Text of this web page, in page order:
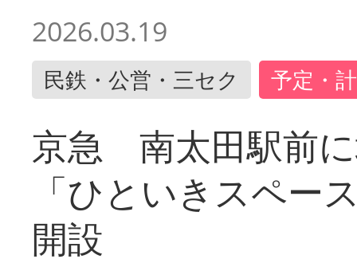
2026.03.19
民鉄・公営・三セク 予定・
京急 南太田駅前
「ひといきスペー
開設